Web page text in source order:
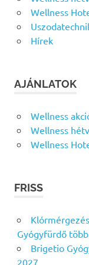
Wellness
Hírek
AJÁNLATOK
Wellness
Wellness
Wellness
FRISS
Gyógyfürdő
Brigetio
2027